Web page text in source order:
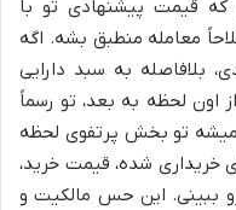
قیمت پیشنهادی تو با
معامله منطبق بشه. اگه
بلافاصله به سبد دارایی
لحظه به بعد، تو رسماً
تو بخش پرتفوی لحظه
خریداری شده، قیمت خرید،
ببینی. این حس مالکیت و